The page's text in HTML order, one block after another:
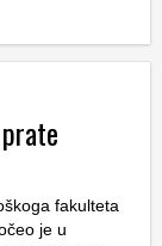
fakulteta
je u